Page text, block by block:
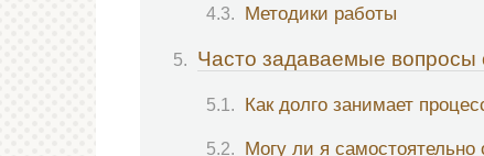
Методики работы
Часто задаваемые вопросы
Как долго занимает
Могу ли я самостоятельно